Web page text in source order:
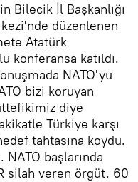
Bilecik İl Başkanlığı
düzenlenen
Atatürk
konferansa katıldı.
NATO'yu
bizi koruyan
diye
Türkiye karşı
tahtasına koydu.
başlarında
silah veren örgüt. 60